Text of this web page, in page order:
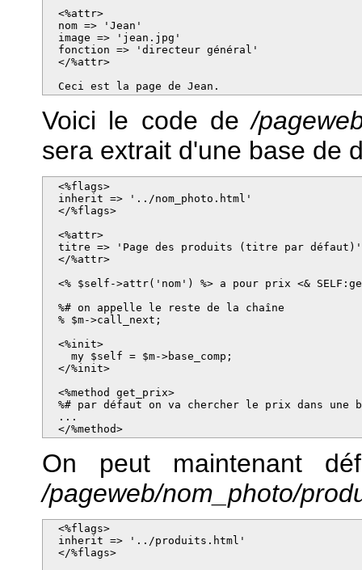
  <%attr>
  nom => 'Jean'
  image => 'jean.jpg'
  fonction => 'directeur général'
  </%attr>
  Ceci est la page de Jean.
Voici le code de/
sera extrait d'une base de
  <%flags>
  inherit => '../nom_photo.html'
  </%flags>
  <%attr>
  titre => 'Page des produits (titre par défaut)'
  </%attr>
<% $self->attr('nom') %> a pour prix <&
  %# on appelle le reste de la chaîne
  % $m->call_next;
  <%init>
    my $self = $m->base_comp;
  </%init>
  <%method get_prix>
%# par défaut on va chercher le prix dans une
  ...
  </%method>
On peut maintenant
/pageweb/nom_photo/
  <%flags>
  inherit => '../produits.html'
  </%flags>